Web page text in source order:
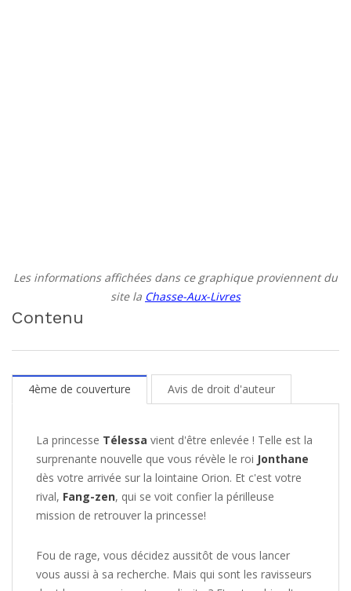
Les informations affichées dans ce graphique proviennent du
site la Chasse-Aux-Livres
Contenu
4ème de couverture Avis de droit d'auteur
La princesse Télessa vient d'être enlevée ! Telle est la
surprenante nouvelle que vous révèle le roi Jonthane
dès votre arrivée sur la lointaine Orion. Et c'est votre
rival, Fang-zen, qui se voit confier la périlleuse
mission de retrouver la princesse!
Fou de rage, vous décidez aussitôt de vous lancer
vous aussi à sa recherche. Mais qui sont les ravisseurs